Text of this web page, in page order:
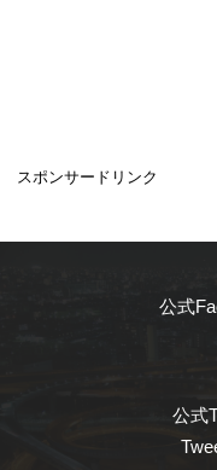
スポンサードリンク
公式
公式